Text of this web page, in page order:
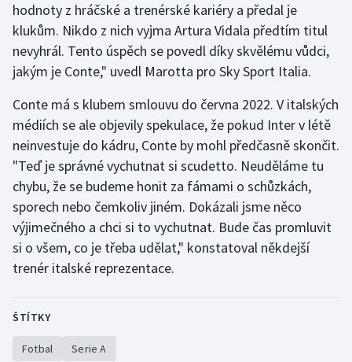
Sportovní střelba
Stolní tenis
Triatlon
Veslování
Vodní slalom
Volejbal
Ostatní
hodnoty z hráčské a trenérské kariéry a předal je
klukům. Nikdo z nich vyjma Artura Vidala předtím titul
nevyhrál. Tento úspěch se povedl díky skvělému vůdci,
jakým je Conte," uvedl Marotta pro Sky Sport Italia.
Conte má s klubem smlouvu do června 2022. V italských
médiích se ale objevily spekulace, že pokud Inter v létě
neinvestuje do kádru, Conte by mohl předčasně skončit.
"Teď je správné vychutnat si scudetto. Neuděláme tu
chybu, že se budeme honit za fámami o schůzkách,
sporech nebo čemkoliv jiném. Dokázali jsme něco
výjimečného a chci si to vychutnat. Bude čas promluvit
si o všem, co je třeba udělat," konstatoval někdejší
trenér italské reprezentace.
ŠTÍTKY
Fotbal Serie A